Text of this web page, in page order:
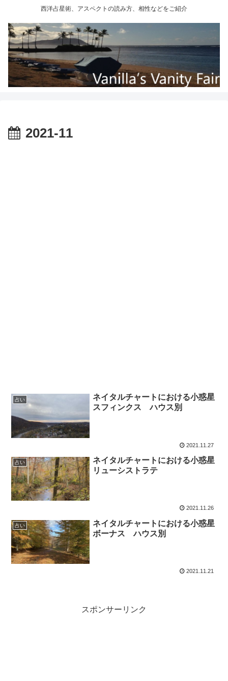
西洋占星術、アスペクトの読み方、相性などをご紹介
2021-11
占い
ネイタルチャートにおける小惑星
スフィンクス ハウス別
2021.11.27
占い
ネイタルチャートにおける小惑星
リューシストラテ
2021.11.26
占い
ネイタルチャートにおける小惑星
ボーナス ハウス別
2021.11.21
スポンサーリンク